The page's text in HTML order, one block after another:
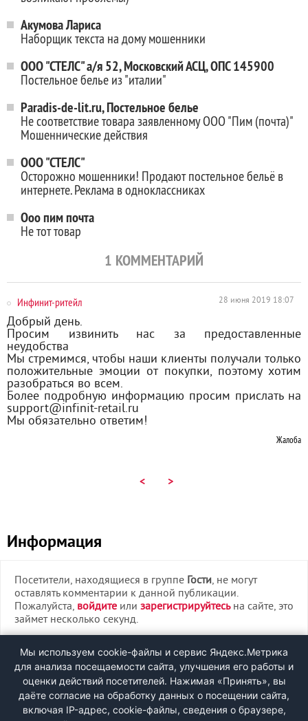
Акумова Лариса
Наборщик текста на дому мошенники
ООО "СТЕЛС" а/я 52, Московский АСЦ, ОПС 145900
Постельное белье из "италии"
Paradis-de-lit.ru, Постельное белье
Не соответствие товара заявленному ООО "Пим (почта)"
Мошеннические действия
ООО "СТЕЛС"
Осторожно мошенники! Продают постельное бельё в
интернете. Реклама в одноклассниках
Ооо пим почта
Не тот товар
1 КОММЕНТАРИЙ
Инфинит-ритейл 28 июня 2019 18:07
Добрый день.
Просим извинить нас за предоставленные
неудобства
Мы стремимся, чтобы наши клиенты получали только
положительные эмоции от покупки, поэтому хотим
разобраться во всем.
Более подробную информацию просим прислать на
support@infinit-retail.ru
Мы обязательно ответим!
Жалоба
< >
Информация
Посетители, находящиеся в группе Гости, не могут
оставлять комментарии к данной публикации.
Пожалуйста, войдите или зарегистрируйтесьна сайте, это
займет несколько секунд.
ВХОД
РЕГИСТРАЦИЯ
Быстрая регистрациячерез соцсети:
Мы используем cookie-файлы и сервис Яндекс.Метрика
для анализа посещаемости сайта, улучшения его работы и
оценки действий посетителей. Нажимая «Принять», вы
даёте согласие на обработку данных о посещении сайта,
включая IP-адрес, cookie-файлы, сведения о браузере,